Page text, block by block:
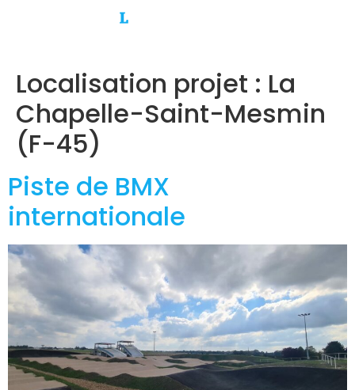
Localisation projet : La
Chapelle-Saint-Mesmin
(F-45)
Piste de BMX
internationale